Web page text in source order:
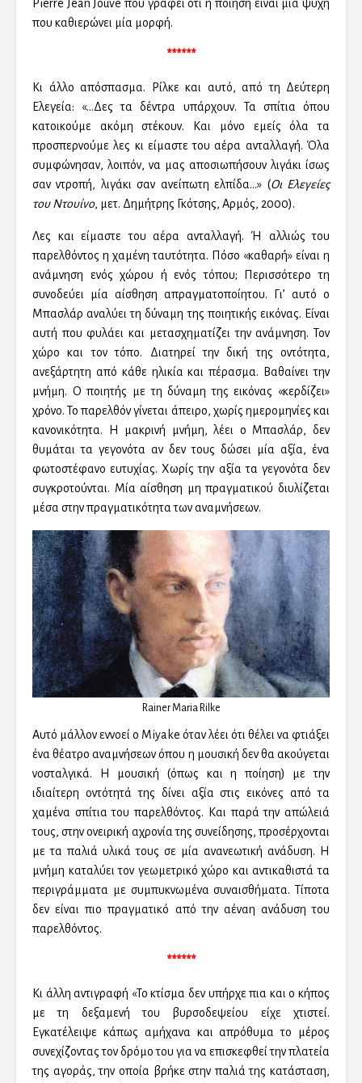
Pierre Jean Jouve που γράφει ότι η ποίηση είναι μια ψυχή
που καθιερώνει μία μορφή.
******
Κι άλλο απόσπασμα. Ρίλκε και αυτό, από τη Δεύτερη
Ελεγεία: «…Δες τα δέντρα υπάρχουν. Τα σπίτια όπου
κατοικούμε ακόμη στέκουν. Και μόνο εμείς όλα τα
προσπερνούμε λες κι είμαστε του αέρα ανταλλαγή. Όλα
συμφώνησαν, λοιπόν, να μας αποσιωπήσουν λιγάκι ίσως
σαν ντροπή, λιγάκι σαν ανείπωτη ελπίδα…» (Οι Ελεγείες
του Ντουίνο, μετ. Δημήτρης Γκότσης, Αρμός, 2000).
Λες και είμαστε του αέρα ανταλλαγή. Ή αλλιώς του
παρελθόντος η χαμένη ταυτότητα. Πόσο «καθαρή» είναι η
ανάμνηση ενός χώρου ή ενός τόπου; Περισσότερο τη
συνοδεύει μία αίσθηση απραγματοποίητου. Γι’ αυτό ο
Μπασλάρ αναλύει τη δύναμη της ποιητικής εικόνας. Είναι
αυτή που φυλάει και μετασχηματίζει την ανάμνηση. Τον
χώρο και τον τόπο. Διατηρεί την δική της οντότητα,
ανεξάρτητη από κάθε ηλικία και πέρασμα. Βαθαίνει την
μνήμη. Ο ποιητής με τη δύναμη της εικόνας «κερδίζει»
χρόνο. Το παρελθόν γίνεται άπειρο, χωρίς ημερομηνίες και
κανονικότητα. Η μακρινή μνήμη, λέει ο Μπασλάρ, δεν
θυμάται τα γεγονότα αν δεν τους δώσει μία αξία, ένα
φωτοστέφανο ευτυχίας. Χωρίς την αξία τα γεγονότα δεν
συγκροτούνται. Μία αίσθηση μη πραγματικού διυλίζεται
μέσα στην πραγματικότητα των αναμνήσεων.
Rainer Maria Rilke
Αυτό μάλλον εννοεί ο Miyake όταν λέει ότι θέλει να φτιάξει
ένα θέατρο αναμνήσεων όπου η μουσική δεν θα ακούγεται
νοσταλγικά. Η μουσική (όπως και η ποίηση) με την
ιδιαίτερη οντότητά της δίνει αξία στις εικόνες από τα
χαμένα σπίτια του παρελθόντος. Και παρά την απώλειά
τους, στην ονειρική αχρονία της συνείδησης, προσέρχονται
με τα παλιά υλικά τους σε μία ανανεωτική ανάδυση. Η
μνήμη καταλύει τον γεωμετρικό χώρο και αντικαθιστά τα
περιγράμματα με συμπυκνωμένα συναισθήματα. Τίποτα
δεν είναι πιο πραγματικό από την αέναη ανάδυση του
παρελθόντος.
******
Κι άλλη αντιγραφή «Το κτίσμα δεν υπήρχε πια και ο κήπος
με τη δεξαμενή του βυρσοδεψείου είχε χτιστεί.
Εγκατέλειψε κάπως αμήχανα και απρόθυμα το μέρος
συνεχίζοντας τον δρόμο του για να επισκεφθεί την πλατεία
της αγοράς, την οποία βρήκε στην παλιά της κατάσταση,